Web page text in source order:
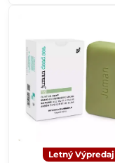
Letný Výpredaj